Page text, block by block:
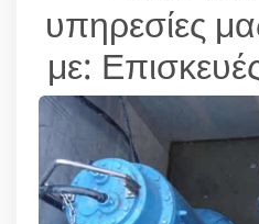
υπηρεσίες
με: